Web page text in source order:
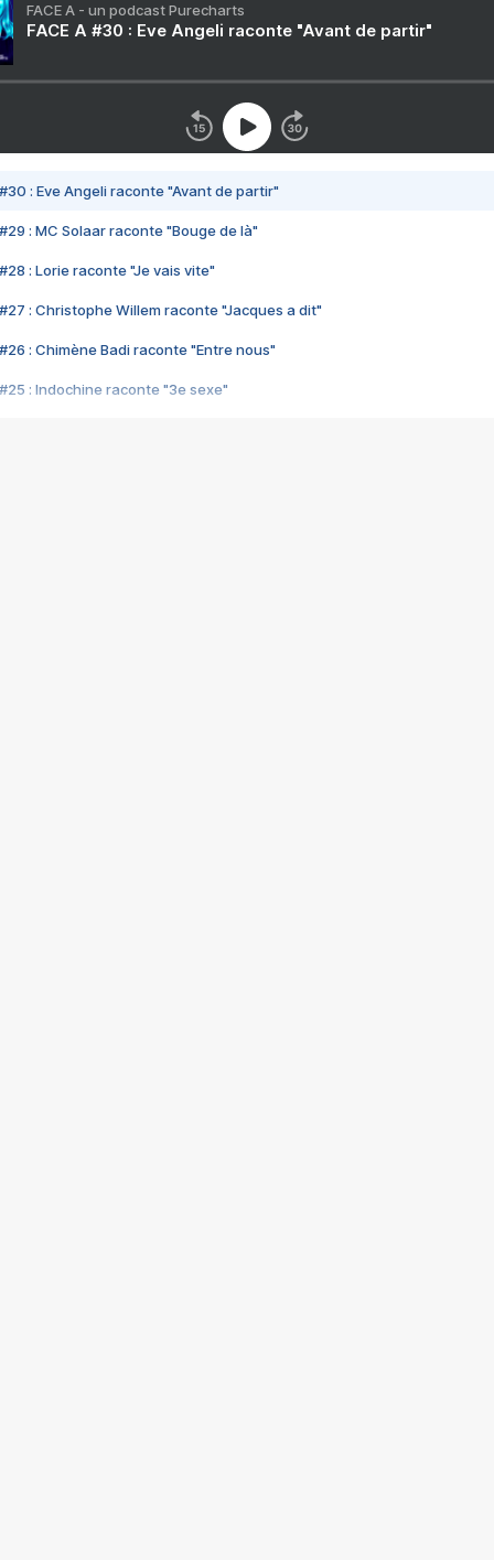
FACE A - un podcast Purecharts
FACE A #30 : Eve Angeli raconte "Avant de partir"
#30 : Eve Angeli raconte "Avant de partir"
#29 : MC Solaar raconte "Bouge de là"
#28 : Lorie raconte "Je vais vite"
#27 : Christophe Willem raconte "Jacques a dit"
#26 : Chimène Badi raconte "Entre nous"
#25 : Indochine raconte "3e sexe"